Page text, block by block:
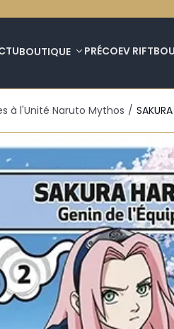
BOUTIQUE PRÉCOEV
à l'Unité Naruto Mythos /